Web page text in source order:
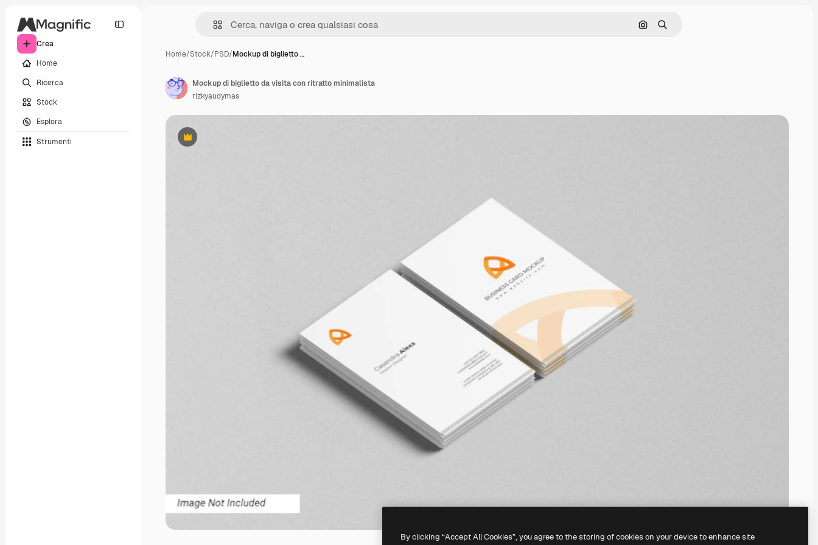
Crea
Home
Ricerca
Stock
Esplora
Strumenti
Cerca per immagine
Ricerca
Home/Stock/PSD/Mockup di biglietto …
Premium
Mockup di biglietto da visita con ritratto minimalista
rizkyaudymas
By clicking “Accept All Cookies”, you agree to the storing of cookies on your device to enhance site